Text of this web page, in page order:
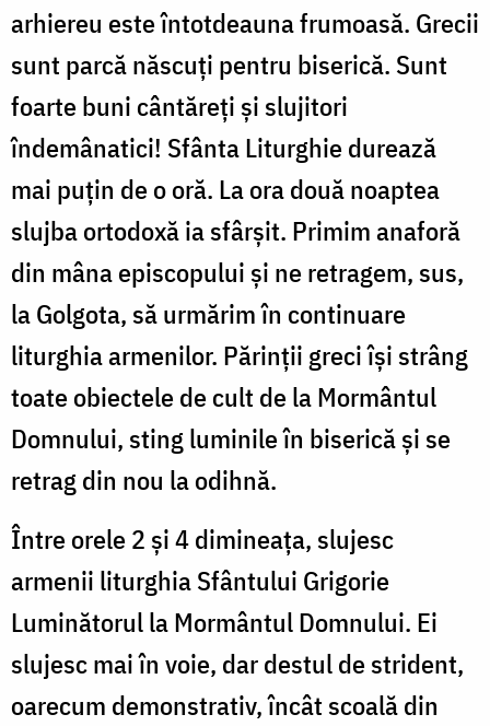
arhiereu este întotdeauna frumoasă. Grecii
sunt parcă născuți pentru biserică. Sunt
foarte buni cântăreți și slujitori
îndemânatici! Sfânta Liturghie durează
mai puțin de o oră. La ora două noaptea
slujba ortodoxă ia sfârșit. Primim anaforă
din mâna episcopului și ne retragem, sus,
la Golgota, să urmărim în continuare
liturghia armenilor. Părinții greci își strâng
toate obiectele de cult de la Mormântul
Domnului, sting luminile în biserică și se
retrag din nou la odihnă.
Între orele 2 și 4 dimineața, slujesc
armenii liturghia Sfântului Grigorie
Luminătorul la Mormântul Domnului. Ei
slujesc mai în voie, dar destul de strident,
oarecum demonstrativ, încât scoală din